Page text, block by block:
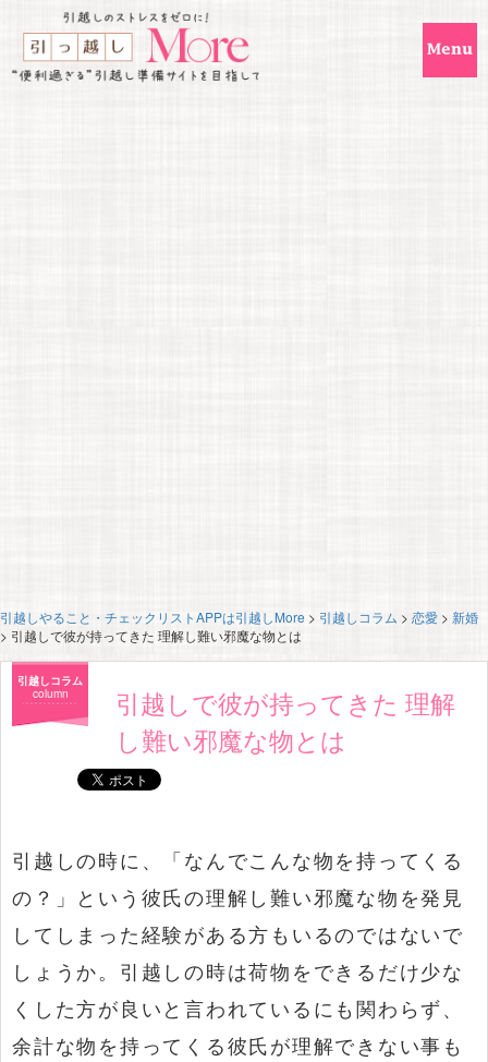
引越しやること・チェックリストAPPは引越しMore > 引越しコラム > 恋愛 > 新婚
> 引越しで彼が持ってきた 理解し難い邪魔な物とは
引越しコラム
column
引越しで彼が持ってきた 理解
し難い邪魔な物とは
引越しの時に、「なんでこんな物を持ってくる
の？」という彼氏の理解し難い邪魔な物を発見
してしまった経験がある方もいるのではないで
しょうか。引越しの時は荷物をできるだけ少な
くした方が良いと言われているにも関わらず、
余計な物を持ってくる彼氏が理解できない事も